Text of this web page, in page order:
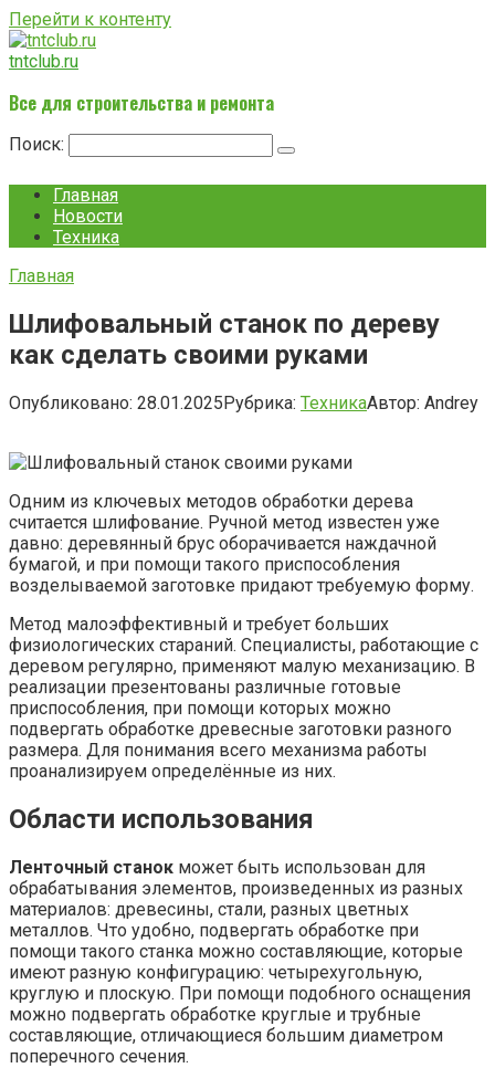
Перейти к контенту
tntclub.ru
Все для строительства и ремонта
Поиск:
Главная
Новости
Техника
Главная
Шлифовальный станок по дереву
как сделать своими руками
Опубликовано: 28.01.2025Рубрика: ТехникаАвтор: Andrey
Одним из ключевых методов обработки дерева
считается шлифование. Ручной метод известен уже
давно: деревянный брус оборачивается наждачной
бумагой, и при помощи такого приспособления
возделываемой заготовке придают требуемую форму.
Метод малоэффективный и требует больших
физиологических стараний. Специалисты, работающие с
деревом регулярно, применяют малую механизацию. В
реализации презентованы различные готовые
приспособления, при помощи которых можно
подвергать обработке древесные заготовки разного
размера. Для понимания всего механизма работы
проанализируем определённые из них.
Области использования
Ленточный станок может быть использован для
обрабатывания элементов, произведенных из разных
материалов: древесины, стали, разных цветных
металлов. Что удобно, подвергать обработке при
помощи такого станка можно составляющие, которые
имеют разную конфигурацию: четырехугольную,
круглую и плоскую. При помощи подобного оснащения
можно подвергать обработке круглые и трубные
составляющие, отличающиеся большим диаметром
поперечного сечения.